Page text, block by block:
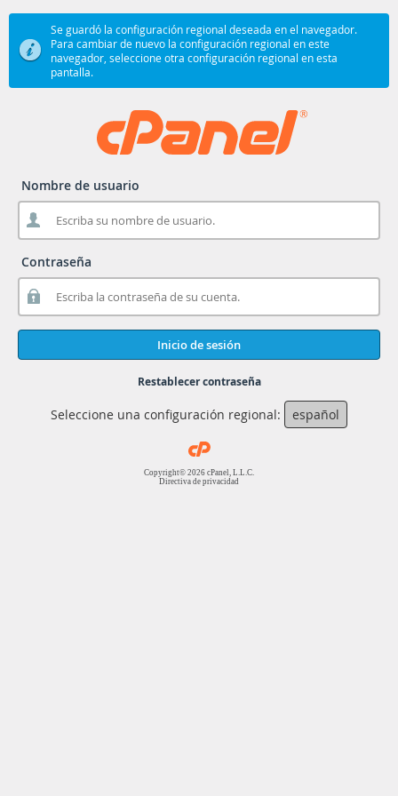
Se guardó la configuración regional deseada en el navegador.
Para cambiar de nuevo la configuración regional en este
navegador, seleccione otra configuración regional en esta
pantalla.
Nombre de usuario
Contraseña
Inicio de sesión
Restablecer contraseña
Seleccione una configuración regional: español
Copyright© 2026 cPanel, L.L.C.
Directiva de privacidad